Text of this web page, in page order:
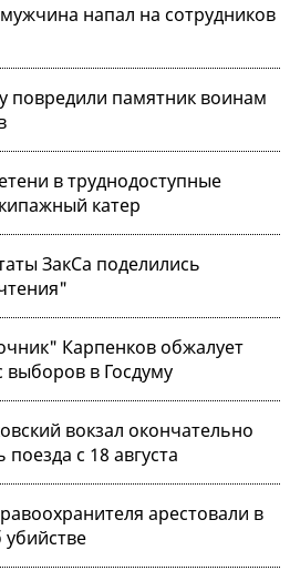
напал на сотрудников
повредили памятник воинам
в труднодоступные
катер
ЗакСа поделились
Карпенков обжалует
в Госдуму
вокзал окончательно
с 18 августа
арестовали в
убийстве